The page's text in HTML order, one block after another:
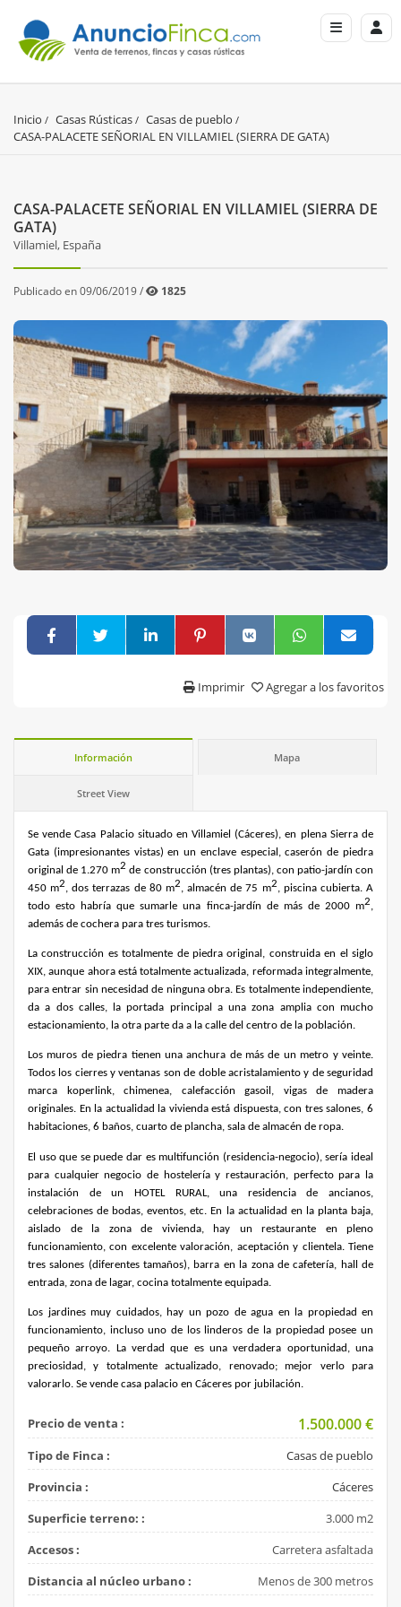
Inicio Casas Rústicas
Casas de pueblo
CASA-PALACETE SEÑORIAL EN VILLAMIEL (SIERRA DE GATA)
CASA-PALACETE SEÑORIAL EN VILLAMIEL (SIERRA DE
GATA)
Villamiel, España
Publicado en 09/06/2019 / 1825
Agregar a los favoritos
Imprimir
Información Mapa
Street View
Se vende Casa Palacio situado en Villamiel (Cáceres), en plena Sierra de
Gata (impresionantes vistas) en un enclave especial, caserón de piedra
original de 1.270 m2 de construcción (tres plantas), con patio-jardín con
450 m2, dos terrazas de 80 m2, almacén de 75 m2, piscina cubierta. A
todo esto habría que sumarle una finca-jardín de más de 2000 m2,
además de cochera para tres turismos.
La construcción es totalmente de piedra original, construida en el siglo
XIX, aunque ahora está totalmente actualizada, reformada integralmente,
para entrar sin necesidad de ninguna obra. Es totalmente independiente,
da a dos calles, la portada principal a una zona amplia con mucho
estacionamiento, la otra parte da a la calle del centro de la población.
Los muros de piedra tienen una anchura de más de un metro y veinte.
Todos los cierres y ventanas son de doble acristalamiento y de seguridad
marca koperlink, chimenea, calefacción gasoil, vigas de madera
originales. En la actualidad la vivienda está dispuesta, con tres salones, 6
habitaciones, 6 baños, cuarto de plancha, sala de almacén de ropa.
El uso que se puede dar es multifunción (residencia-negocio), sería ideal
para cualquier negocio de hostelería y restauración, perfecto para la
instalación de un HOTEL RURAL, una residencia de ancianos,
celebraciones de bodas, eventos, etc. En la actualidad en la planta baja,
aislado de la zona de vivienda, hay un restaurante en pleno
funcionamiento, con excelente valoración, aceptación y clientela. Tiene
tres salones (diferentes tamaños), barra en la zona de cafetería, hall de
entrada, zona de lagar, cocina totalmente equipada.
Los jardines muy cuidados, hay un pozo de agua en la propiedad en
funcionamiento, incluso uno de los linderos de la propiedad posee un
pequeño arroyo. La verdad que es una verdadera oportunidad, una
preciosidad, y totalmente actualizado, renovado; mejor verlo para
valorarlo. Se vende casa palacio en Cáceres por jubilación.
Precio de venta : 1.500.000€
Tipo de Finca :
Casas de pueblo
Provincia :
Cáceres
Superficie terreno: :
3.000 m2
Accesos :
Carretera asfaltada
Distancia al núcleo urbano :
Menos de 300 metros